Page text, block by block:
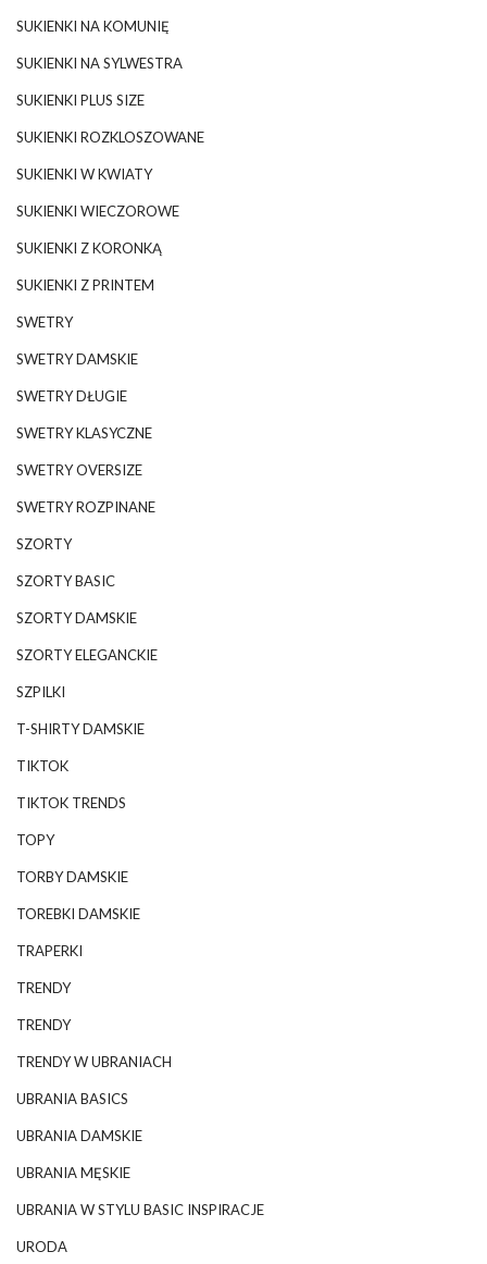
SUKIENKI NA KOMUNIĘ
SUKIENKI NA SYLWESTRA
SUKIENKI PLUS SIZE
SUKIENKI ROZKLOSZOWANE
SUKIENKI W KWIATY
SUKIENKI WIECZOROWE
SUKIENKI Z KORONKĄ
SUKIENKI Z PRINTEM
SWETRY
SWETRY DAMSKIE
SWETRY DŁUGIE
SWETRY KLASYCZNE
SWETRY OVERSIZE
SWETRY ROZPINANE
SZORTY
SZORTY BASIC
SZORTY DAMSKIE
SZORTY ELEGANCKIE
SZPILKI
T-SHIRTY DAMSKIE
TIKTOK
TIKTOK TRENDS
TOPY
TORBY DAMSKIE
TOREBKI DAMSKIE
TRAPERKI
TRENDY
TRENDY
TRENDY W UBRANIACH
UBRANIA BASICS
UBRANIA DAMSKIE
UBRANIA MĘSKIE
UBRANIA W STYLU BASIC INSPIRACJE
URODA